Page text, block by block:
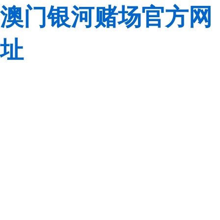
澳门银河赌场官方网
址